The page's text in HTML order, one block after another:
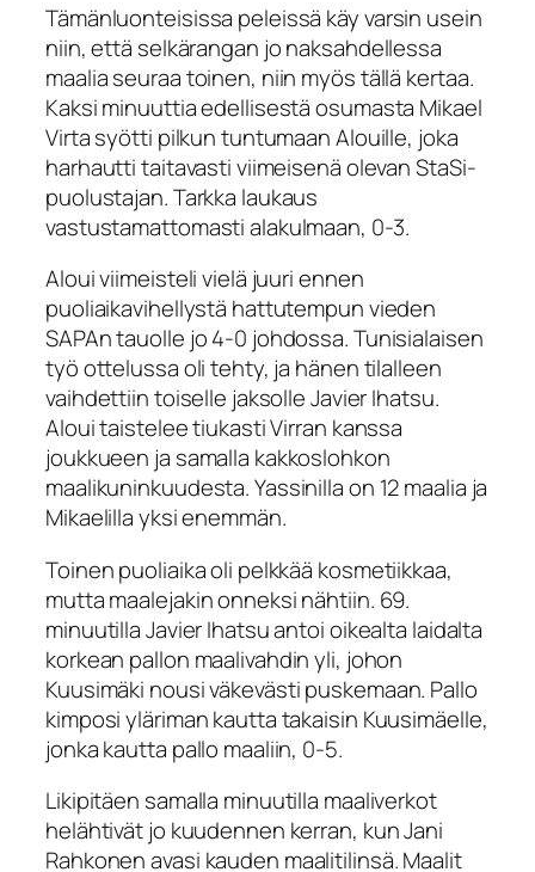
Tämänluonteisissa peleissä käy varsin usein
niin, että selkärangan jo naksahdellessa
maalia seuraa toinen, niin myös tällä kertaa.
Kaksi minuuttia edellisestä osumasta Mikael
Virta syötti pilkun tuntumaan Alouille, joka
harhautti taitavasti viimeisenä olevan StaSi-
puolustajan. Tarkka laukaus
vastustamattomasti alakulmaan, 0-3.
Aloui viimeisteli vielä juuri ennen
puoliaikavihellystä hattutempun vieden
SAPAn tauolle jo 4-0 johdossa. Tunisialaisen
työ ottelussa oli tehty, ja hänen tilalleen
vaihdettiin toiselle jaksolle Javier Ihatsu.
Aloui taistelee tiukasti Virran kanssa
joukkueen ja samalla kakkoslohkon
maalikuninkuudesta. Yassinilla on 12 maalia ja
Mikaelilla yksi enemmän.
Toinen puoliaika oli pelkkää kosmetiikkaa,
mutta maalejakin onneksi nähtiin. 69.
minuutilla Javier Ihatsu antoi oikealta laidalta
korkean pallon maalivahdin yli, johon
Kuusimäki nousi väkevästi puskemaan. Pallo
kimposi yläriman kautta takaisin Kuusimäelle,
jonka kautta pallo maaliin, 0-5.
Likipitäen samalla minuutilla maaliverkot
helähtivät jo kuudennen kerran, kun Jani
Rahkonen avasi kauden maalitilinsä. Maalit